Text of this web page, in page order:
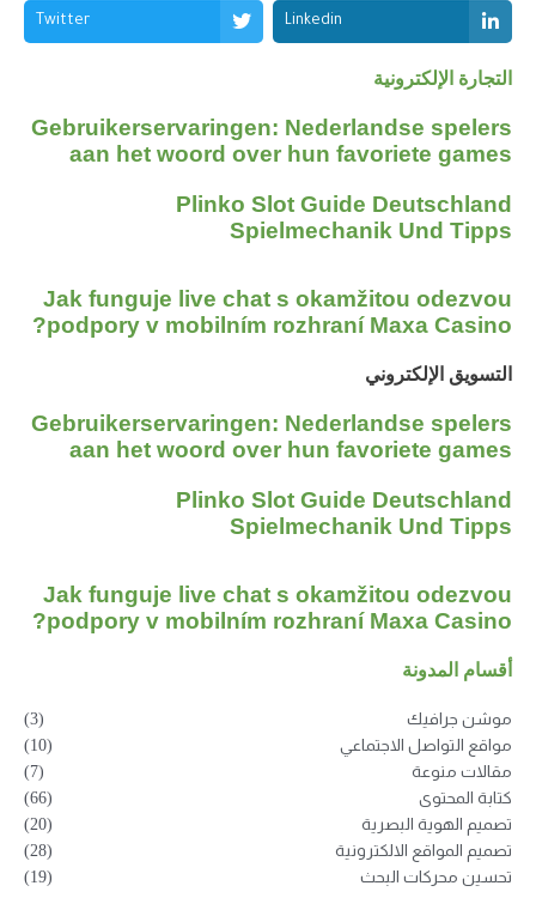
Linkedin
Twitter
التجارة الإلكترونية
Gebruikerservaringen: Nederlandse spelers
aan het woord over hun favoriete games
Plinko Slot Guide Deutschland
Spielmechanik Und Tipps
Jak funguje live chat s okamžitou odezvou
podpory v mobilním rozhraní Maxa Casino?
التسويق الإلكتروني
Gebruikerservaringen: Nederlandse spelers
aan het woord over hun favoriete games
Plinko Slot Guide Deutschland
Spielmechanik Und Tipps
Jak funguje live chat s okamžitou odezvou
podpory v mobilním rozhraní Maxa Casino?
أقسام المدونة
تحسين محركات البحث
تصميم المواقع الالكترونية
تصميم الهوية البصرية
كتابة المحتوى
مقالات منوعة
مواقع التواصل الاجتماعي
موشن جرافيك